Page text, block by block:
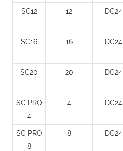
SC12 12 DC24
SC16 16 DC24
SC20 20 DC24
SC PRO
4
4 DC24
SC PRO
8
8 DC24